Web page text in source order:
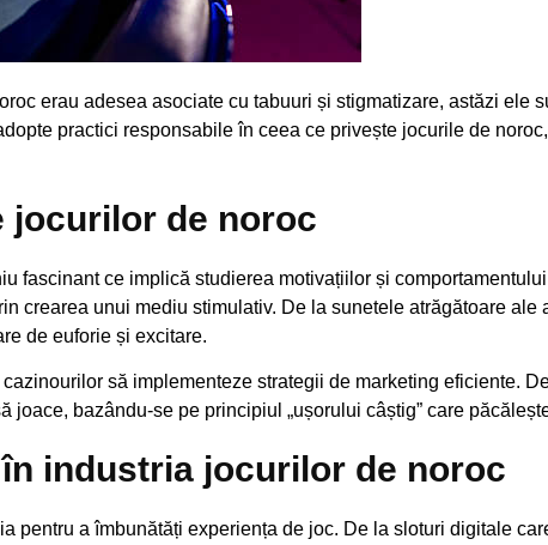
erau adesea asociate cu tabuuri și stigmatizare, astăzi ele
practici responsabile în ceea ce privește jocurile de
jocurilor de noroc
fascinant ce implică studierea motivațiilor și
crearea unui mediu stimulativ. De la sunetele atrăgătoare
de euforie și excitare.
să implementeze strategii de marketing eficiente.
joace, bazându-se pe principiul „ușorului câștig” care
industria jocurilor de noroc
pentru a îmbunătăți experiența de joc. De la sloturi digitale